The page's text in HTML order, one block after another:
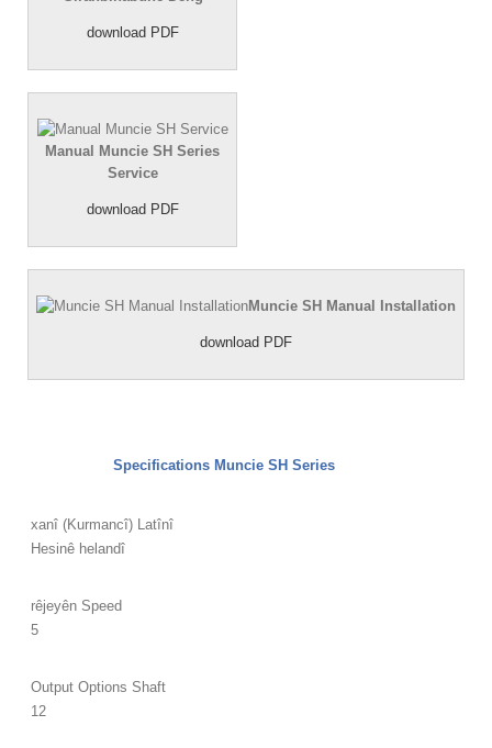
download PDF
Manual Muncie SH Series
Service
download PDF
Muncie SH Manual Installation
download PDF
Specifications Muncie SH Series
xanî (Kurmancî) Latînî
Hesinê helandî
rêjeyên Speed
5
Output Options Shaft
12